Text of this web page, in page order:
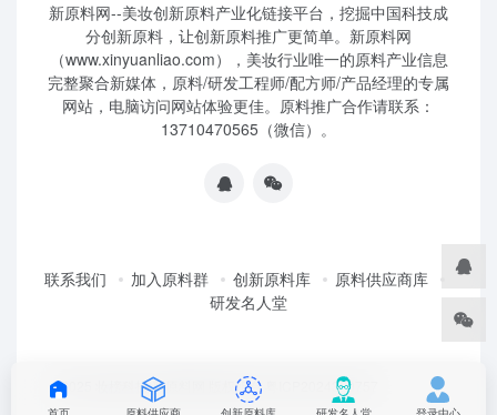
新原料网--美妆创新原料产业化链接平台，挖掘中国科技成
分创新原料，让创新原料推广更简单。新原料网
（www.xinyuanliao.com），美妆行业唯一的原料产业信息
完整聚合新媒体，原料/研发工程师/配方师/产品经理的专属
网站，电脑访问网站体验更佳。原料推广合作请联系：
13710470565（微信）。
联系我们 加入原料群 创新原料库
原料供应商库
研发名人堂
©2025 妆榜科技·新原料网 版权所有 粤ICP2024350757